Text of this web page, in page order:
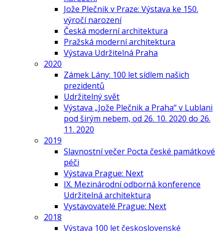
Jože Plečnik v Praze: Výstava ke 150.
výročí narození
Česká moderní architektura
Pražská moderní architektura
Výstava Udržitelná Praha
2020
Zámek Lány: 100 let sídlem našich
prezidentů
Udržitelný svět
Výstava „Jože Plečnik a Praha“ v Lublani
pod širým nebem, od 26. 10. 2020 do 26.
11. 2020
2019
Slavnostní večer Pocta české památkové
péči
Výstava Prague: Next
IX. Mezinárodní odborná konference
Udržitelná architektura
Vystavovatelé Prague: Next
2018
Výstava 100 let československé